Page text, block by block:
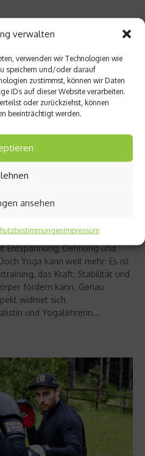
verwalten
verwenden wir Technologien wie
speichern und/oder darauf
zustimmst, können wir Daten
IDs auf dieser Website verarbeiten.
oder zurückziehst, können
beeinträchtigt werden.
ansehen
Impressum
ihr Buch „Yoga Power“
zum hektischen Alltag
Entspannung, Dehnung und
Yoga kann weit mehr: Es ist
das Kraft, Stabilität und
fördern kann. Genau
widmet sich
und Yogalehrerin...